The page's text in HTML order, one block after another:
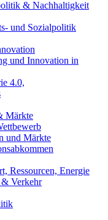
& Nachhaltigkeit
und Sozialpolitik
und Innovation in
4.0,
Märkte
und Märkte
Ressourcen, Energie
Verkehr